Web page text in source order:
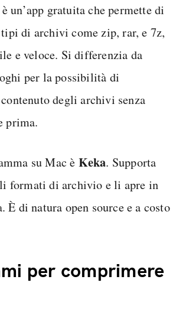
è un’app gratuita che permette di
di archivi come zip, rar, e 7z,
e veloce. Si differenzia da
per la possibilità di
degli archivi senza
prima.
su Mac è Keka. Supporta
formati di archivio e li apre in
È di natura open source e a costo
per comprimere